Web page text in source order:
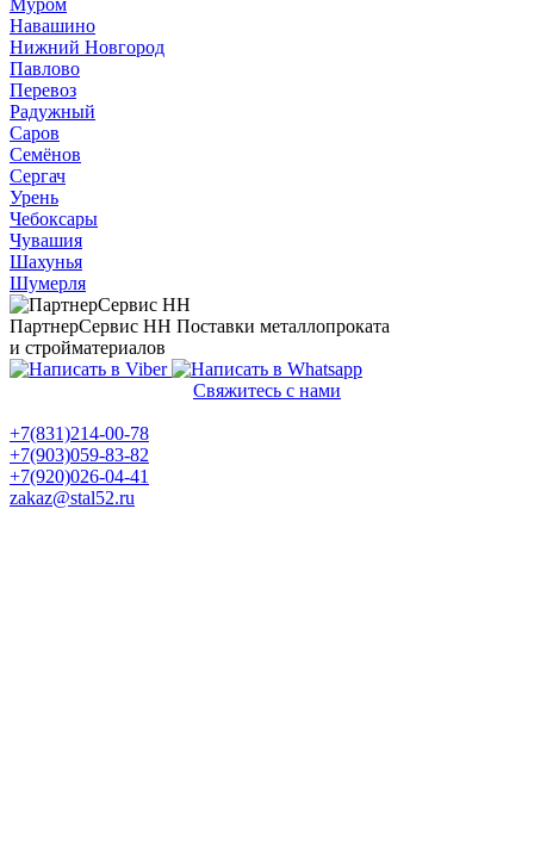
Навашино
Нижний Новгород
Павлово
Перевоз
Радужный
Саров
Семёнов
Сергач
Урень
Чебоксары
Чувашия
Шахунья
Шумерля
ПартнерСервис НН Поставки металлопроката
и стройматериалов
Свяжитесь с нами
+7(831)214-00-78
+7(903)059-83-82
+7(920)026-04-41
zakaz@stal52.ru